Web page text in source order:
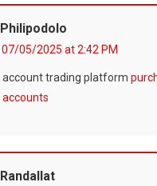
Philipodolo
07/05/2025 at 2:42 PM
account trading platform
accounts
Randallat